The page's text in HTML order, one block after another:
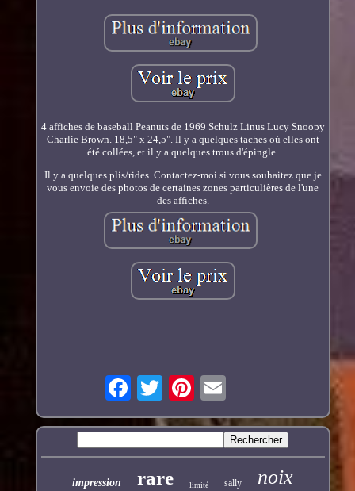
4 affiches de baseball Peanuts de 1969 Schulz Linus Lucy Snoopy
Charlie Brown. 18,5" x 24,5". Il y a quelques taches où elles ont
été collées, et il y a quelques trous d'épingle.
Il y a quelques plis/rides. Contactez-moi si vous souhaitez que je
vous envoie des photos de certaines zones particulières de l'une
des affiches.
impression rare limité sally noix